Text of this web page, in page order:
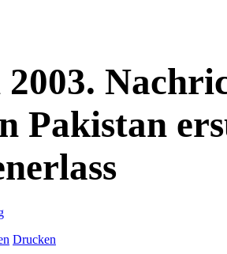
2003.
Pakistan
Drucken